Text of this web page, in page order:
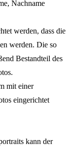
Nachname
werden, dass die
werden. Die so
Bestandteil des
mit einer
eingerichtet
kann der